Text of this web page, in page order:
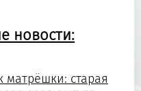
новости:
старая